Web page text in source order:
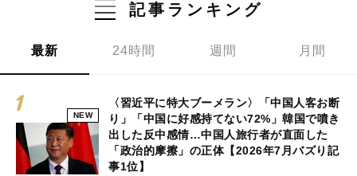
記事ランキング
最新 24時間 週間 月間
NEW
〈習近平に特大ブーメラン〉「中国人客お断
り」「中国に好感持てない72%」韓国で噴き
出した反中感情…中国人旅行者が直面した
「政治的摩擦」の正体【2026年7月バズり記
事1位】